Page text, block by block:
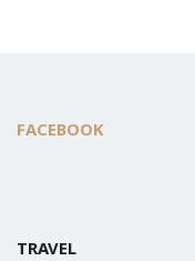
FACEBOOK
TRAVEL